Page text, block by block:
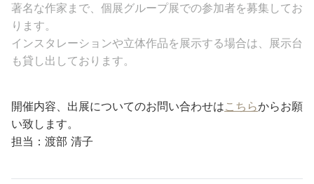
著名な作家まで、個展グループ展での参加者を募集してお
ります。
インスタレーションや立体作品を展示する場合は、展示台
も貸し出しております。
開催内容、出展についてのお問い合わせはこちらからお願
い致します。
担当：渡部 清子